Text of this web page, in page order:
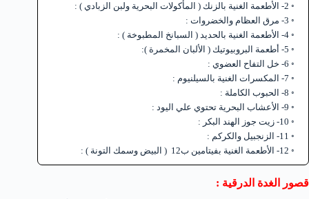
2- الأطعمة الغنية بالزنك ( المأكولات البحرية ولبن الزبادي ) :
3- مرق العظام والخضروات :
4- الأطعمة الغنية بالحديد ( السبانخ المطبوخة ) :
5- أطعمة البروبيوتيك ( الألبان المخمرة ):
6- خل التفاح العضوي :
7- المكسرات الغنية بالسيلنيوم :
8- الحبوب الكاملة :
9- الأعشاب البحرية تحتوي علي اليود :
10- زيت جوز الهند البكر :
11- الزنجبيل والكركم :
12- الأطعمة الغنية بفيتامين ب12 ( البيض وسمك التونة ) :
قصور الغدة الدرقية :